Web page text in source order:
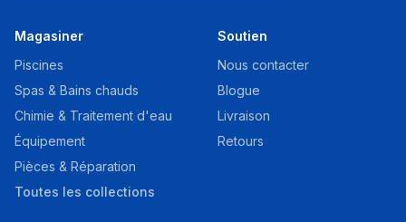
Magasiner
Piscines
Spas & Bains chauds
Chimie & Traitement d'eau
Équipement
Pièces & Réparation
Toutes les collections
Soutien
Nous contacter
Blogue
Livraison
Retours